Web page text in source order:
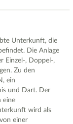
Unterkunft, die
Die Anlage
Einzel-, Doppel-,
Zu den
ein
und Dart. Der
eine
wird als
einer